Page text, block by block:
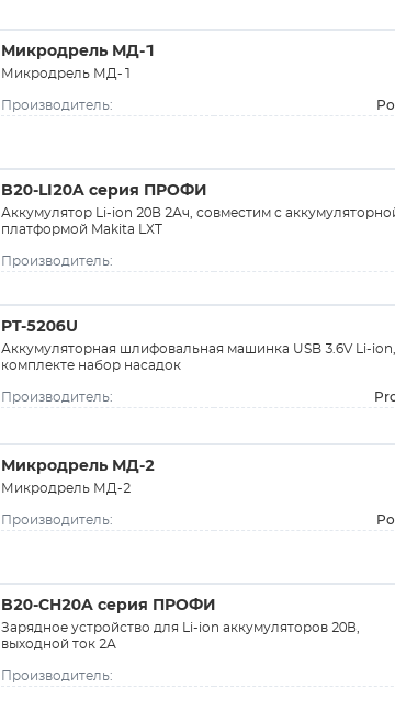
Микродрель МД-1
Микродрель МД-1
Производитель:
B20-LI20A серия ПРОФИ
Аккумулятор Li-ion 20В 2Ач, совместим с
платформой Makita LXT
Производитель:
PT-5206U
Аккумуляторная шлифовальная машинка USB 3.6V Li-
комплекте набор насадок
Производитель:
Микродрель МД-2
Микродрель МД-2
Производитель:
B20-CH20A серия ПРОФИ
Зарядное устройство для Li-ion аккумуляторов 20В,
выходной ток 2А
Производитель: